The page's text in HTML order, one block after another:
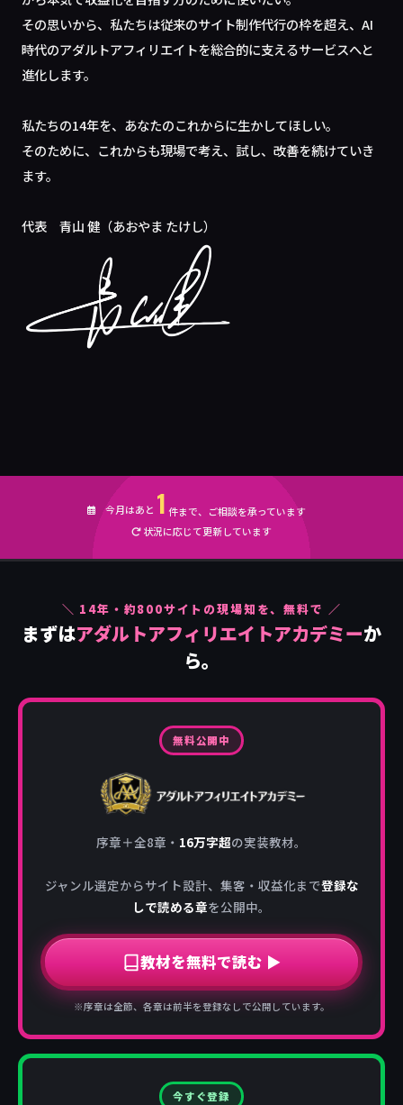
その思いから、私たちは従来のサイト制作代行の枠を超え、AI
時代のアダルトアフィリエイトを総合的に支えるサービスへと
進化します。
私たちの14年を、あなたのこれからに生かしてほしい。
そのために、これからも現場で考え、試し、改善を続けていき
ます。
代表 青山 健（あおやま たけし）
今月はあと 1 件まで、ご相談を承っています
状況に応じて更新しています
＼ 14年・約800サイトの現場知を、無料で ／
まずはアダルトアフィリエイトアカデミーか
ら。
無料公開中
序章＋全8章・ 16万字超の実装教材。
ジャンル選定からサイト設計、集客・収益化まで登録な
しで読める章を公開中。
教材を無料で読む ▶
※序章は全節、各章は前半を登録なしで公開しています。
今すぐ登録